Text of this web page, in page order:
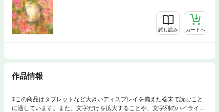
試し読み カートへ
作品情報
※この商品はタブレットなど大きいディスプレイを備えた端末で読むこと
に適しています。また、文字だけを拡大することや、文字列のハイライ